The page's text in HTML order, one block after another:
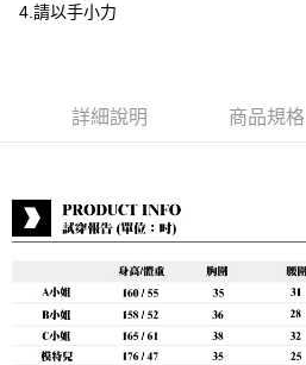
宅配到府
每筆NT$80，滿NT$888(含以上)免運費
4.請以手小力
詳細說明 商品規格